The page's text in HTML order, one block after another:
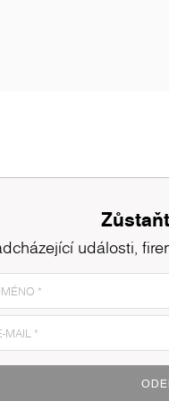
8921Ferrara Oak
události,